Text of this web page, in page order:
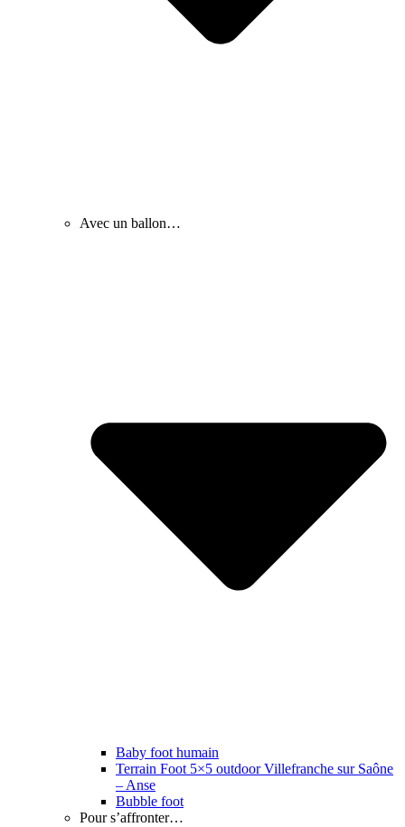
Avec un ballon…
Baby foot humain
Terrain Foot 5×5 outdoor Villefranche sur Saône
– Anse
Bubble foot
Pour s’affronter…